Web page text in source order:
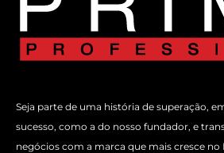
Seja parte de uma história de superação,
sucesso, como a do nosso fundador, e
negócios com a marca que mais cresce no